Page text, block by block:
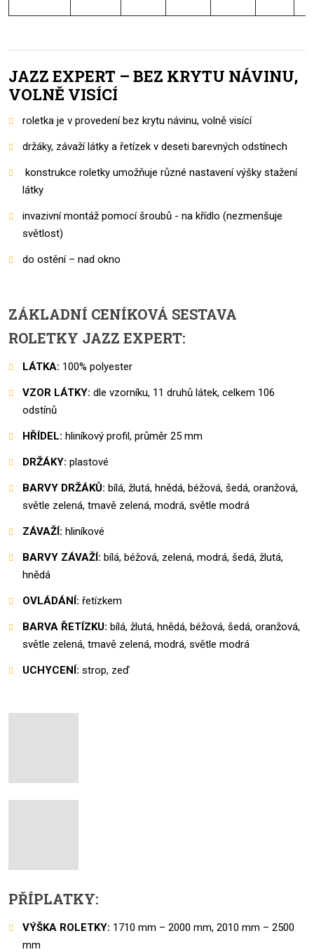
JAZZ EXPERT – BEZ KRYTU NÁVINU,
VOLNĚ VISÍCÍ
roletka je v provedení bez krytu návinu, volně visící
držáky, závaží látky a řetízek v deseti barevných odstínech
konstrukce roletky umožňuje různé nastavení výšky stažení
látky
invazivní montáž pomocí šroubů - na křídlo (nezmenšuje
světlost)
do ostění – nad okno
ZÁKLADNÍ CENÍKOVÁ SESTAVA
ROLETKY JAZZ EXPERT:
LÁTKA: 100% polyester
VZOR LÁTKY: dle vzorníku, 11 druhů látek, celkem 106
odstínů
HŘÍDEL: hliníkový profil, průměr 25 mm
DRŽÁKY: plastové
BARVY DRŽÁKŮ: bílá, žlutá, hnědá, béžová, šedá, oranžová,
světle zelená, tmavě zelená, modrá, světle modrá
ZÁVAŽÍ: hliníkové
BARVY ZÁVAŽÍ: bílá, béžová, zelená, modrá, šedá, žlutá,
hnědá
OVLÁDÁNÍ: řetízkem
BARVA ŘETÍZKU: bílá, žlutá, hnědá, béžová, šedá, oranžová,
světle zelená, tmavě zelená, modrá, světle modrá
UCHYCENÍ: strop, zeď
PŘÍPLATKY:
VÝŠKA ROLETKY: 1710 mm – 2000 mm, 2010 mm – 2500
mm